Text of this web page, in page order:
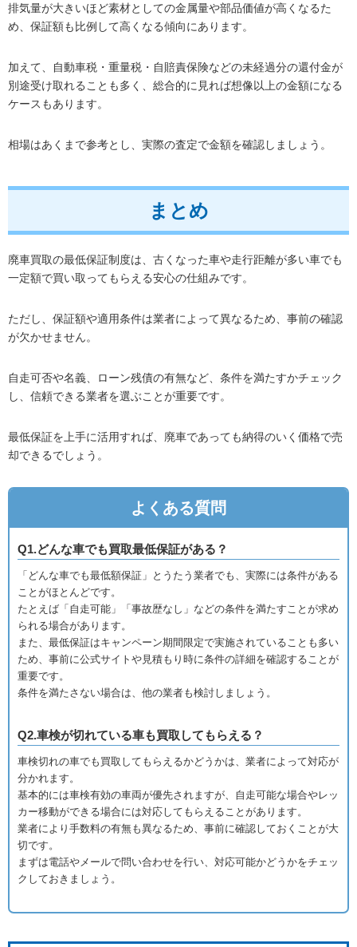
排気量が大きいほど素材としての金属量や部品価値が高くなるた
め、保証額も比例して高くなる傾向にあります。
加えて、自動車税・重量税・自賠責保険などの未経過分の還付金が
別途受け取れることも多く、総合的に見れば想像以上の金額になる
ケースもあります。
相場はあくまで参考とし、実際の査定で金額を確認しましょう。
まとめ
廃車買取の最低保証制度は、古くなった車や走行距離が多い車でも
一定額で買い取ってもらえる安心の仕組みです。
ただし、保証額や適用条件は業者によって異なるため、事前の確認
が欠かせません。
自走可否や名義、ローン残債の有無など、条件を満たすかチェック
し、信頼できる業者を選ぶことが重要です。
最低保証を上手に活用すれば、廃車であっても納得のいく価格で売
却できるでしょう。
よくある質問
Q1.どんな車でも買取最低保証がある？
「どんな車でも最低額保証」とうたう業者でも、実際には条件がある
ことがほとんどです。
たとえば「自走可能」「事故歴なし」などの条件を満たすことが求め
られる場合があります。
また、最低保証はキャンペーン期間限定で実施されていることも多い
ため、事前に公式サイトや見積もり時に条件の詳細を確認することが
重要です。
条件を満たさない場合は、他の業者も検討しましょう。
Q2.車検が切れている車も買取してもらえる？
車検切れの車でも買取してもらえるかどうかは、業者によって対応が
分かれます。
基本的には車検有効の車両が優先されますが、自走可能な場合やレッ
カー移動ができる場合には対応してもらえることがあります。
業者により手数料の有無も異なるため、事前に確認しておくことが大
切です。
まずは電話やメールで問い合わせを行い、対応可能かどうかをチェッ
クしておきましょう。